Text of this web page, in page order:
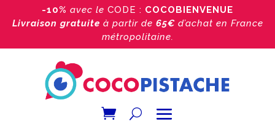
-10% avec le CODE : COCOBIENVENUE
Livraison gratuite à partir de 65€ d’achat en France
métropolitaine.